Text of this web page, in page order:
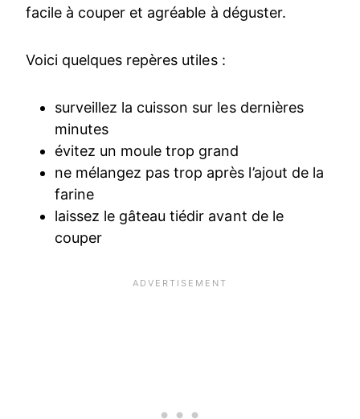
facile à couper et agréable à déguster.
Voici quelques repères utiles :
surveillez la cuisson sur les dernières
minutes
évitez un moule trop grand
ne mélangez pas trop après l’ajout de la
farine
laissez le gâteau tiédir avant de le
couper